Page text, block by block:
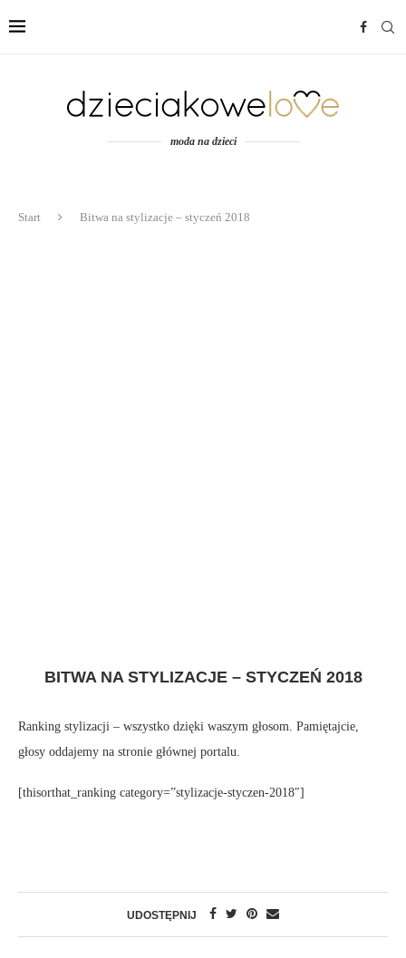
moda na dzieci
Start Bitwa na stylizacje – styczeń 2018
BITWA NA STYLIZACJE – STYCZEŃ 2018
Ranking stylizacji – wszystko dzięki waszym głosom. Pamiętajcie,
głosy oddajemy na stronie głównej portalu.
[thisorthat_ranking category=”stylizacje-styczen-2018″]
UDOSTĘPNIJ